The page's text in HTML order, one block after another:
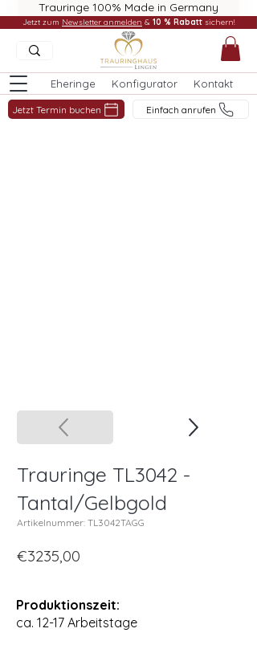
Trauringe 100% Made in Germany
Eheringe Konfigurator Kontakt
Jetzt Termin buchen Einfach anrufen
Jetzt zum Newsletter anmelden & 10 % Rabatt sichern!
Trauringe TL3042 -
Tantal/Gelbgold
Artikelnummer: TL3042TAGG
€3235,00
Produktionszeit:
ca. 12-17 Arbeitstage